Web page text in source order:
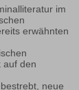
im
erwähnten
auf den
neue